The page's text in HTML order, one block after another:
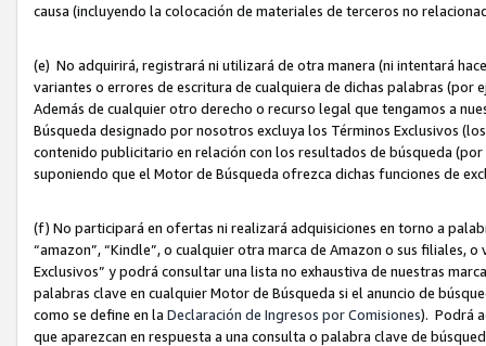
causa (incluyendo la colocación de materiales de terceros no
(e) No adquirirá, registrará ni utilizará de otra manera (ni intentará
variantes o errores de escritura de cualquiera de dichas palabras (por
Además de cualquier otro derecho o recurso legal que tengamos a
Búsqueda designado por nosotros excluya los Términos Exclusivos
contenido publicitario en relación con los resultados de búsqueda
suponiendo que el Motor de Búsqueda ofrezca dichas funciones de
(f) No participará en ofertas ni realizará adquisiciones en torno a
“amazon”, “Kindle”, o cualquier otra marca de Amazon o sus filiales,
Exclusivos” y podrá consultar una lista no exhaustiva de nuestras
palabras clave en cualquier Motor de Búsqueda si el anuncio de
como se define en la Declaración de Ingresos por Comisiones). Podrá
que aparezcan en respuesta a una consulta o palabra clave de